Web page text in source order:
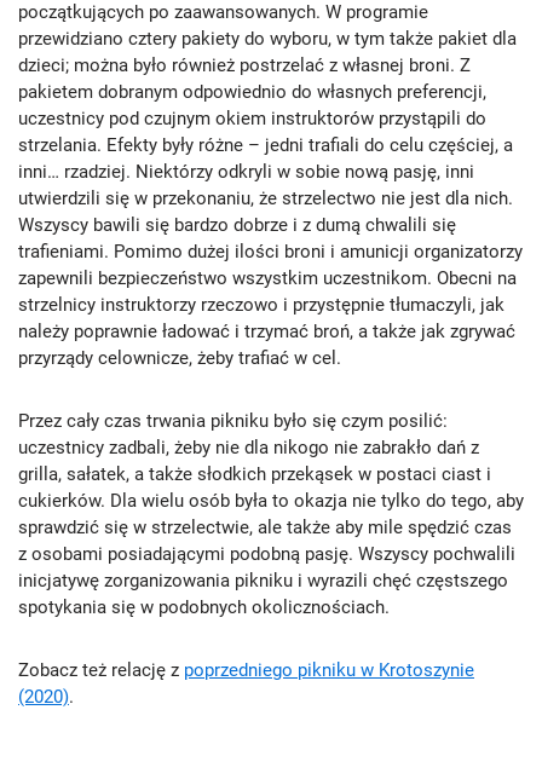
początkujących po zaawansowanych. W programie
przewidziano cztery pakiety do wyboru, w tym także pakiet dla
dzieci; można było również postrzelać z własnej broni. Z
pakietem dobranym odpowiednio do własnych preferencji,
uczestnicy pod czujnym okiem instruktorów przystąpili do
strzelania. Efekty były różne – jedni trafiali do celu częściej, a
inni… rzadziej. Niektórzy odkryli w sobie nową pasję, inni
utwierdzili się w przekonaniu, że strzelectwo nie jest dla nich.
Wszyscy bawili się bardzo dobrze i z dumą chwalili się
trafieniami. Pomimo dużej ilości broni i amunicji organizatorzy
zapewnili bezpieczeństwo wszystkim uczestnikom. Obecni na
strzelnicy instruktorzy rzeczowo i przystępnie tłumaczyli, jak
należy poprawnie ładować i trzymać broń, a także jak zgrywać
przyrządy celownicze, żeby trafiać w cel.
Przez cały czas trwania pikniku było się czym posilić:
uczestnicy zadbali, żeby nie dla nikogo nie zabrakło dań z
grilla, sałatek, a także słodkich przekąsek w postaci ciast i
cukierków. Dla wielu osób była to okazja nie tylko do tego, aby
sprawdzić się w strzelectwie, ale także aby mile spędzić czas
z osobami posiadającymi podobną pasję. Wszyscy pochwalili
inicjatywę zorganizowania pikniku i wyrazili chęć częstszego
spotykania się w podobnych okolicznościach.
Zobacz też relację z poprzedniego pikniku w Krotoszynie
(2020).